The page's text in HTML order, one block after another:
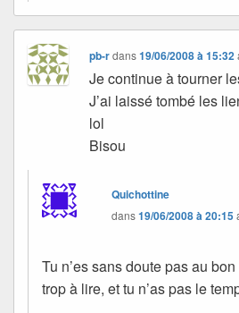
pb-rdans19/06/2008 à 15:32
Je continue à tourner
J’ai laissé tombé les
lol
Bisou
Quichottine
dans19/06/2008 à 20:15
Tu n’es sans doute pas au
trop à lire, et tu n’as pas le